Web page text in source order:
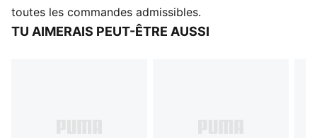
DÉTAILS
Poche du compartiment principal
toutes les commandes admissibles.
TU AIMERAIS PEUT-ÊTRE AUSSI